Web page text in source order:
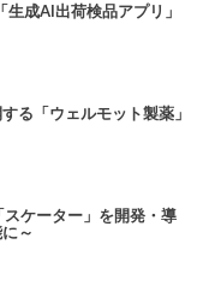
成AI出荷検品アプリ」
る「ウェルモット製薬」
ケーター」を開発・導
～